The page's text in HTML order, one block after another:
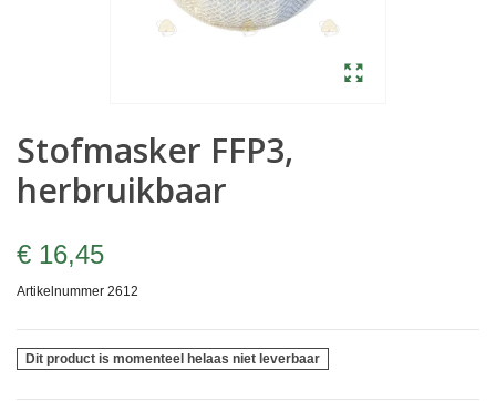
Stofmasker FFP3,
herbruikbaar
€ 16,45
Artikelnummer 2612
Dit product is momenteel helaas niet leverbaar